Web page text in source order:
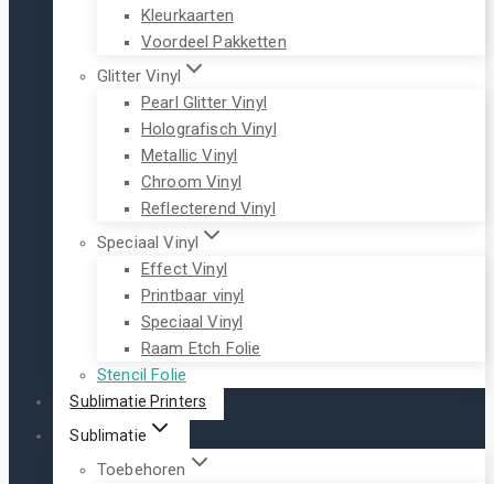
Kleurkaarten
Voordeel Pakketten
Glitter Vinyl
Pearl Glitter Vinyl
Holografisch Vinyl
Metallic Vinyl
Chroom Vinyl
Reflecterend Vinyl
Speciaal Vinyl
Effect Vinyl
Printbaar vinyl
Speciaal Vinyl
Raam Etch Folie
Stencil Folie
Sublimatie Printers
Sublimatie
Toebehoren